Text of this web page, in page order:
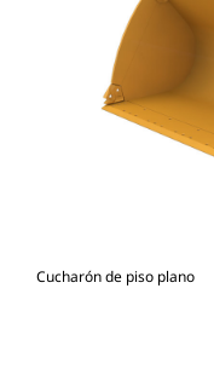
Cucharón de piso plano